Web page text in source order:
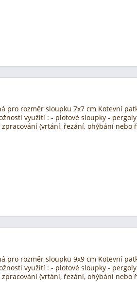
pro rozměr sloupku 7x7 cm Kotevní
využití : - plotové sloupky -
(vrtání, řezání, ohýbání nebo
pro rozměr sloupku 9x9 cm Kotevní
využití : - plotové sloupky -
(vrtání, řezání, ohýbání nebo